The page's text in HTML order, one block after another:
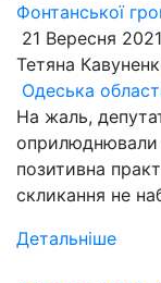
Фонтанської
21 Вересня 2021
Тетяна
Одеська
На жаль,
оприлюднювали
позитивна
скликання не
Детальніше